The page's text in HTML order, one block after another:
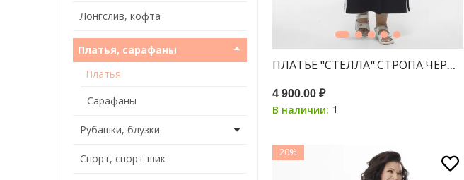
Лонгслив, кофта
Платья, сарафаны
Платья
Сарафаны
Рубашки, блузки
Спорт, спорт-шик
ПЛАТЬЕ "СТЕЛЛА" СТРОПА ЧЁРНОЕ
4 900.00 ₽
В наличии: 1
20%